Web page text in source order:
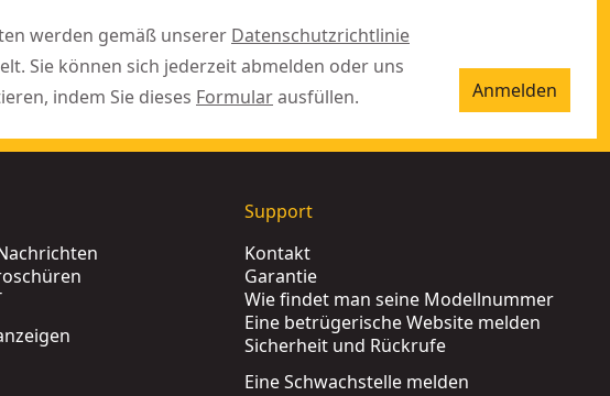
werden gemäß unserer Datenschutzrichtlinie
Sie können sich jederzeit abmelden oder uns
indem Sie dieses Formularausfüllen. Anmelden
Support
Kontakt
Garantie
Wie findet man seine Modellnummer
Eine betrügerische Website melden
Sicherheit und Rückrufe
Eine Schwachstelle melden